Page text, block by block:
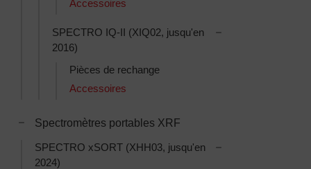
Accessoires
SPECTRO IQ-II (XIQ02, jusqu'en
2016)
Pièces de rechange
Accessoires
Toggle Spectromètres portables XRF subcategories
Spectromètres portables XRF
SPECTRO xSORT (XHH03, jusqu'en
2024)